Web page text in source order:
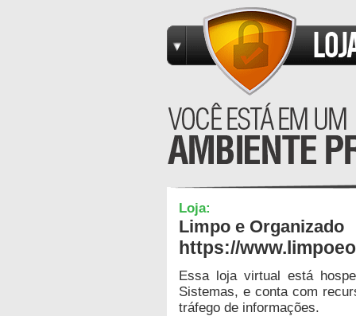
Loja:
Limpo e Organizado
https://
Essa loja virtual está
Sistemas, e conta com
tráfego de informações.